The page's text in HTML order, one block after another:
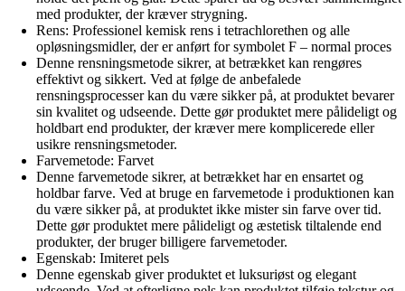
med produkter, der kræver strygning.
Rens: Professionel kemisk rens i tetrachlorethen og alle
opløsningsmidler, der er anført for symbolet F – normal proces
Denne rensningsmetode sikrer, at betrækket kan rengøres
effektivt og sikkert. Ved at følge de anbefalede
rensningsprocesser kan du være sikker på, at produktet bevarer
sin kvalitet og udseende. Dette gør produktet mere pålideligt og
holdbart end produkter, der kræver mere komplicerede eller
usikre rensningsmetoder.
Farvemetode: Farvet
Denne farvemetode sikrer, at betrækket har en ensartet og
holdbar farve. Ved at bruge en farvemetode i produktionen kan
du være sikker på, at produktet ikke mister sin farve over tid.
Dette gør produktet mere pålideligt og æstetisk tiltalende end
produkter, der bruger billigere farvemetoder.
Egenskab: Imiteret pels
Denne egenskab giver produktet et luksuriøst og elegant